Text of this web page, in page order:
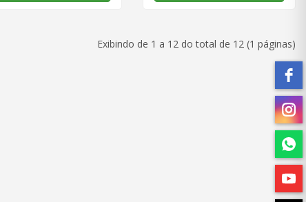
Exibindo de 1 a 12 do total de 12 (1 páginas)